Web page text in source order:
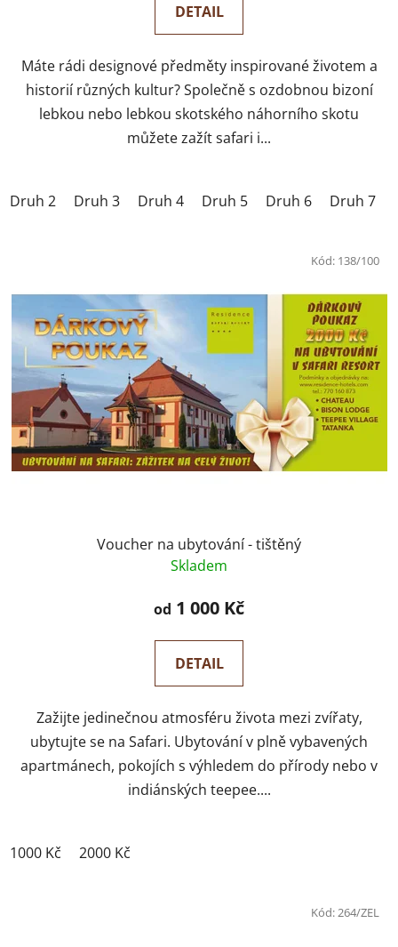
DETAIL
Máte rádi designové předměty inspirované životem a
historií různých kultur? Společně s ozdobnou bizoní
lebkou nebo lebkou skotského náhorního skotu
můžete zažít safari i...
Druh 2 Druh 3 Druh 4 Druh 5 Druh 6 Druh 7
Voucher na ubytování - tištěný
Skladem
od 1 000 Kč
DETAIL
Zažijte jedinečnou atmosféru života mezi zvířaty,
ubytujte se na Safari. Ubytování v plně vybavených
apartmánech, pokojích s výhledem do přírody nebo v
indiánských teepee....
1000 Kč 2000 Kč
Kód: 138/100
Kód: 264/ZEL